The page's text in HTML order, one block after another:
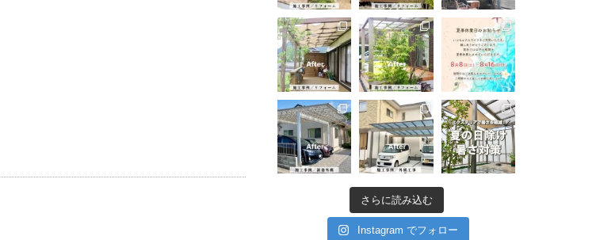
さらに読み込む
Instagram でフォロー